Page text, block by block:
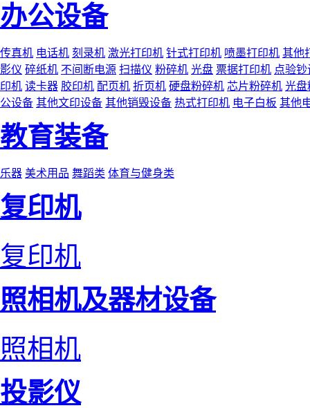
办公设备
传真机 电话机 刻录机 激光打印机 针式打印机 喷墨打印机 其他
影仪 碎纸机 不间断电源 扫描仪 粉碎机 光盘 票据打印机 点验钞
印机 读卡器 胶印机 配页机 折页机 硬盘粉碎机 芯片粉碎机 光盘
公设备 其他文印设备 其他销毁设备 热式打印机 电子白板 其他
教育装备
乐器 美术用品 舞蹈类 体育与健身类
复印机
复印机
照相机及器材设备
照相机
投影仪